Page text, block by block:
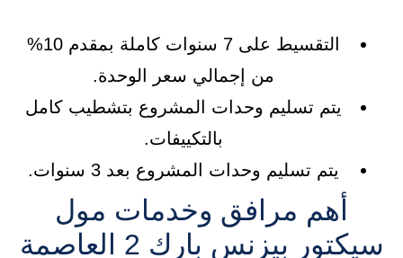
التقسيط على 7 سنوات كاملة بمقدم 10%
من إجمالي سعر الوحدة.
يتم تسليم وحدات المشروع بتشطيب كامل
بالتكييفات.
يتم تسليم وحدات المشروع بعد 3 سنوات.
أهم مرافق وخدمات مول
سيكتور بيزنس بارك 2 العاصمة